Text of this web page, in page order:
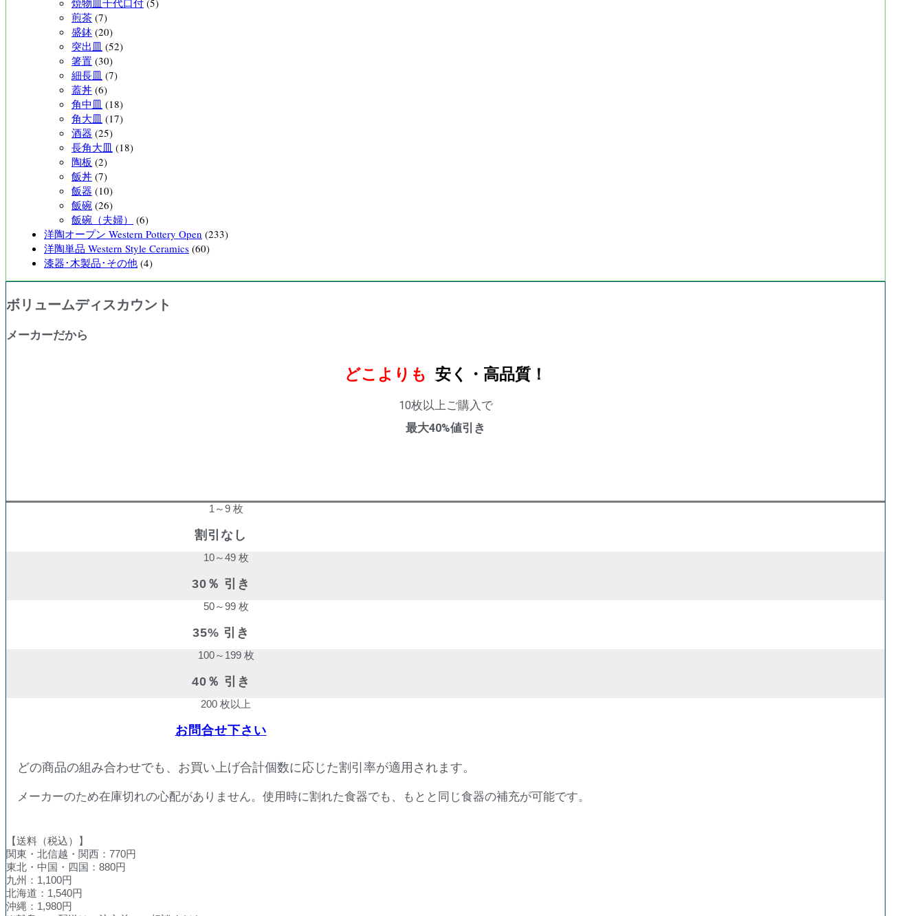
焼物皿千代口付 (5)
煎茶 (7)
盛鉢 (20)
突出皿 (52)
箸置 (30)
細長皿 (7)
蓋丼 (6)
角中皿 (18)
角大皿 (17)
酒器 (25)
長角大皿 (18)
陶板 (2)
飯丼 (7)
飯器 (10)
飯碗 (26)
飯碗（夫婦）
(6)
洋陶オープン Western Pottery Open (233)
洋陶単品 Western Style Ceramics (60)
漆器･木製品･その他 (4)
ボリュームディスカウント
メーカーだから
どこよりも 安く・高品質！
10枚以上ご購入で
最大40%値引き
1～9 枚
割引なし
10～49 枚
30％ 引き
50～99 枚
35% 引き
100～199 枚
40％ 引き
200 枚以上
お問合せ下さい
どの商品の組み合わせでも、お買い上げ合計個数に応じた割引率が適用されます。
メーカーのため在庫切れの心配がありません。使用時に割れた食器でも、もとと同じ食器の補充が可能です。
【送料（税込）】
関東・北信越・関西：770円
東北・中国・四国：880円
九州：1,100円
北海道：1,540円
沖縄：1,980円